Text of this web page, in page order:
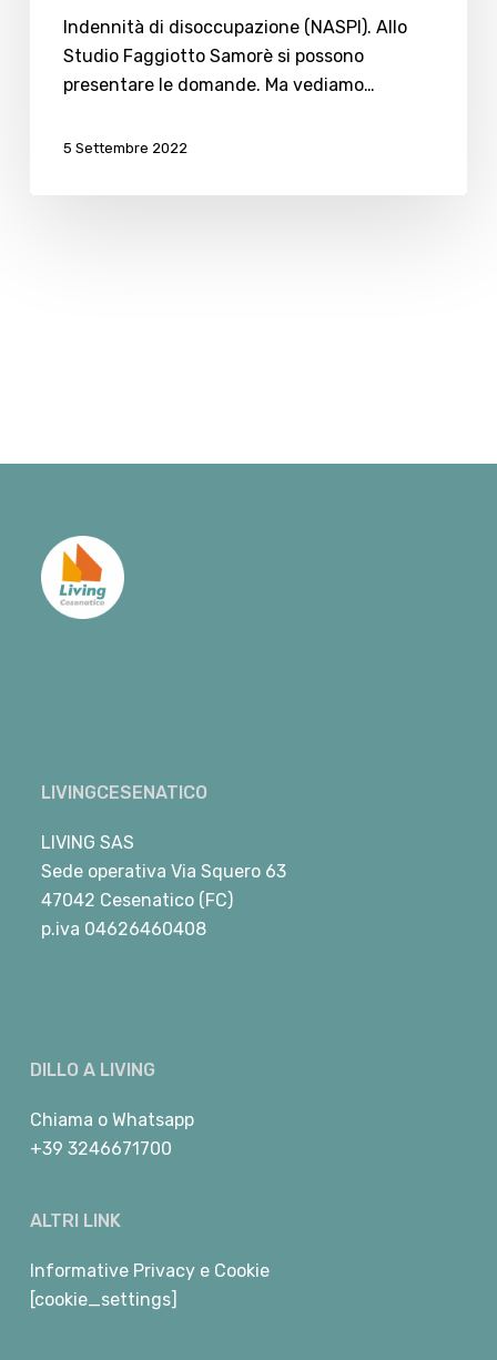
Indennità di disoccupazione (NASPI). Allo
Studio Faggiotto Samorè si possono
presentare le domande. Ma vediamo…
5 Settembre 2022
LIVINGCESENATICO
LIVING SAS
Sede operativa Via Squero 63
47042 Cesenatico (FC)
p.iva 04626460408
DILLO A LIVING
Chiama o Whatsapp
+39 3246671700
ALTRI LINK
Informative Privacy e Cookie
[cookie_settings]